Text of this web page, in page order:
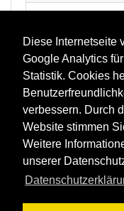
Diese Internetseite
Google Analytics
Statistik. Cookies
verbessern. Durch
Website stimmen
Weitere
unserer
Kontakt